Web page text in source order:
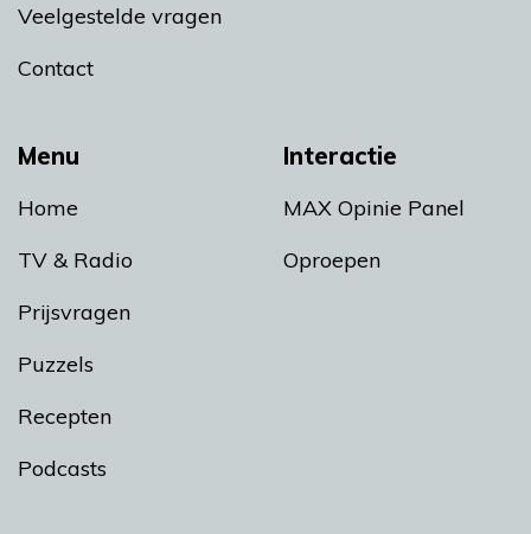
Menu
Home
TV & Radio
Prijsvragen
Puzzels
Recepten
Podcasts
Interactie
MAX Opinie Panel
Oproepen
Veelgestelde vragen
Contact